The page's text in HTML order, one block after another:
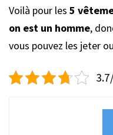
Voilà pour les 5
on est un homme,
vous pouvez les jeter